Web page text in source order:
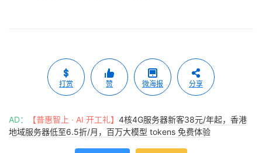
打赏 赞 微海报 分享
AD： 【普惠智上 · AI 开工礼】 4核4G服务器新客38元/年起，香港
地域服务器低至6.5折/月，百万大模型 tokens 免费体验